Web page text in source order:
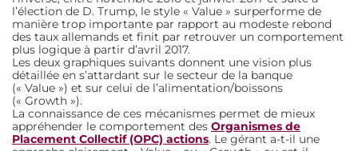
l’élection de D. Trump, le style « Value » surperforme de
manière trop importante par rapport au modeste rebond
des taux allemands et finit par retrouver un comportement
plus logique à partir d’avril 2017.
Les deux graphiques suivants donnent une vision plus
détaillée en s’attardant sur le secteur de la banque
(« Value ») et sur celui de l’alimentation/boissons
(« Growth »).
La connaissance de ces mécanismes permet de mieux
appréhender le comportement des Organismes de
Placement Collectif (OPC) actions. Le gérant a-t-il une